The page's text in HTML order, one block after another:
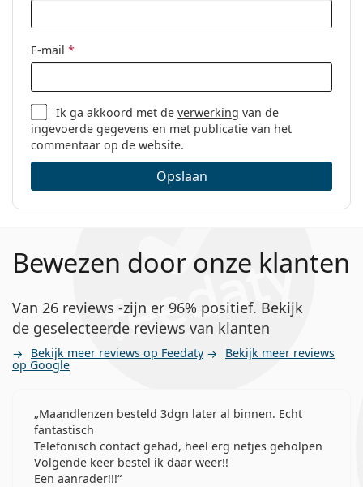
E-mail *
Ik ga akkoord met deverwerking van de
ingevoerde gegevens en met publicatie van het
commentaar op de website.
Opslaan
Bewezen door onze klanten
Van 26 reviews -zijn er 96% positief. Bekijk
de geselecteerde reviews van klanten
Bekijk meer reviews op Feedaty Bekijk meer reviews
op Google
Maandlenzen besteld 3dgn later al binnen. Echt
fantastisch
Telefonisch contact gehad, heel erg netjes geholpen
Volgende keer bestel ik daar weer!!
Een aanrader!!!